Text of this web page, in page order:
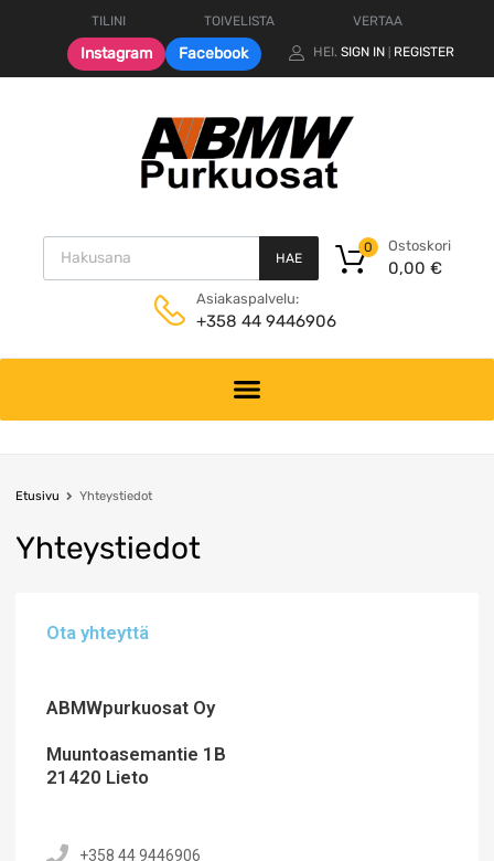
TILINI TOIVELISTA VERTAA
Instagram Facebook HEI. SIGN IN REGISTER
HAE
Ostoskori
0,00 €
0
Asiakaspalvelu:
+358 44 9446906
Etusivu Yhteystiedot
Yhteystiedot
Ota yhteyttä
ABMWpurkuosat Oy
Muuntoasemantie 1B
21420 Lieto
+358 44 9446906